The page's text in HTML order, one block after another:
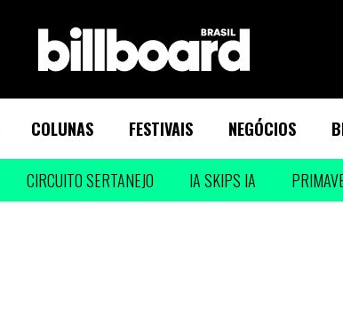
COLUNAS FESTIVAIS NEGÓCIOS
CIRCUITO SERTANEJO IA SKIPS IA